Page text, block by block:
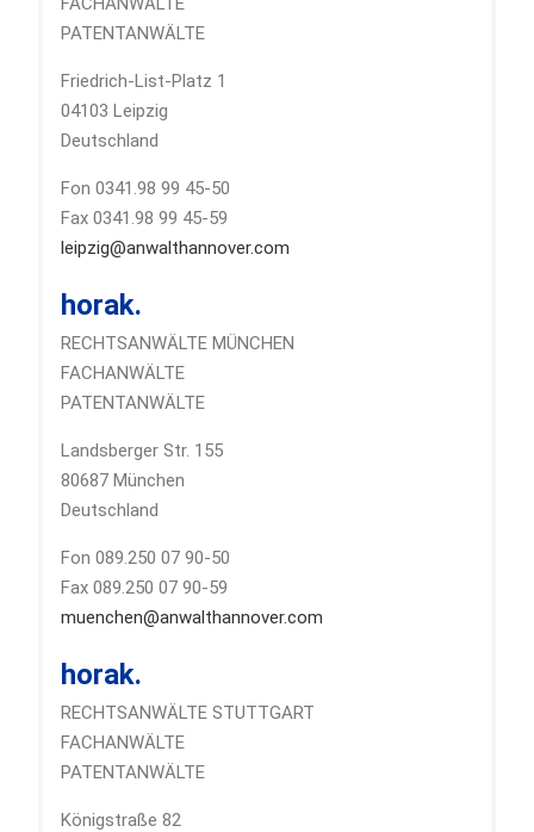
PATENTANWÄLTE
Friedrich-List-Platz 1
04103 Leipzig
Deutschland
Fon 0341.98 99 45-50
Fax 0341.98 99 45-59
leipzig@anwalthannover.com
horak.
RECHTSANWÄLTE MÜNCHEN
FACHANWÄLTE
PATENTANWÄLTE
Landsberger Str. 155
80687 München
Deutschland
Fon 089.250 07 90-50
Fax 089.250 07 90-59
muenchen@anwalthannover.com
horak.
RECHTSANWÄLTE STUTTGART
FACHANWÄLTE
PATENTANWÄLTE
Königstraße 82